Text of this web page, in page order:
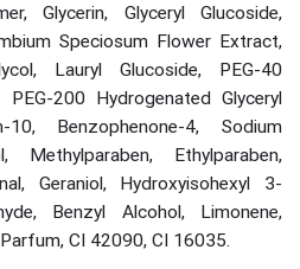
Glycerin, Glyceryl Glucoside,
Speciosum Flower Extract,
Lauryl Glucoside, PEG-40
200 Hydrogenated Glyceryl
10, Benzophenone-4, Sodium
Methylparaben, Ethylparaben,
Geraniol, Hydroxyisohexyl 3-
Benzyl Alcohol, Limonene,
CI 42090, CI 16035.